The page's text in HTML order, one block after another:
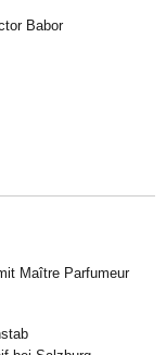
Babor
Maître Parfumeur